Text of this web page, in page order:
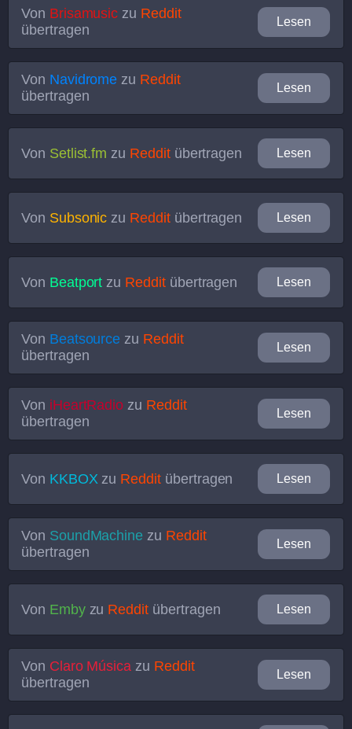
Von Brisamusic zu Reddit
übertragen
Lesen
Von Navidrome zu Reddit
übertragen
Lesen
Von Setlist.fm zu Redditübertragen Lesen
Von Subsonic zu Redditübertragen Lesen
Von Beatport zu Redditübertragen Lesen
Von Beatsource zu Reddit
übertragen
Lesen
Von iHeartRadio zu Reddit
übertragen
Lesen
Von KKBOX zu Reddit übertragen Lesen
Von SoundMachine zu Reddit
übertragen
Lesen
Von Embyzu Reddit übertragen Lesen
Von Claro Música zu Reddit
übertragen
Lesen